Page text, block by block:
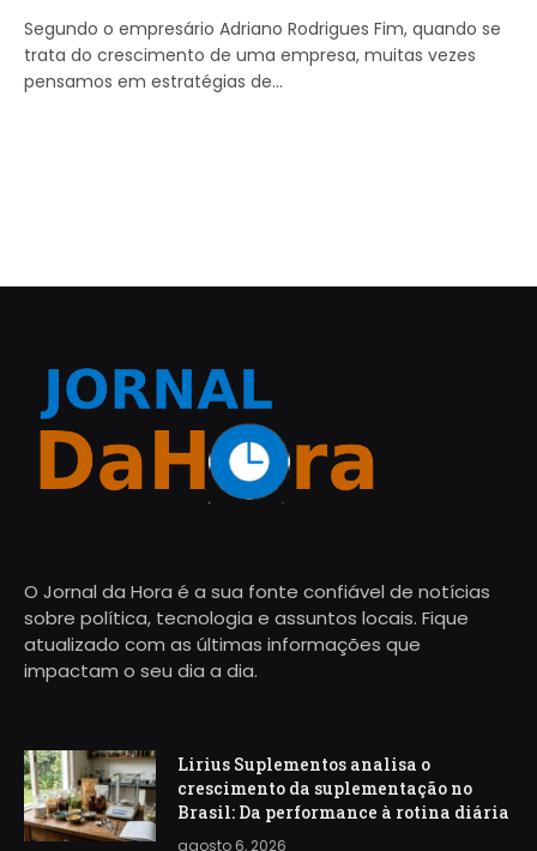
Segundo o empresário Adriano Rodrigues Fim, quando se
trata do crescimento de uma empresa, muitas vezes
pensamos em estratégias de…
O Jornal da Hora é a sua fonte confiável de notícias
sobre política, tecnologia e assuntos locais. Fique
atualizado com as últimas informações que
impactam o seu dia a dia.
Lirius Suplementos analisa o
crescimento da suplementação no
Brasil: Da performance à rotina diária
agosto 6, 2026